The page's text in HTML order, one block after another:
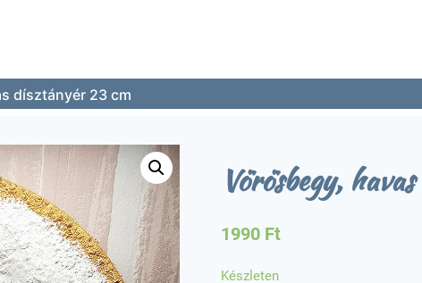
dísztányér 23 cm
Vörösbegy,
1990 Ft
Készleten